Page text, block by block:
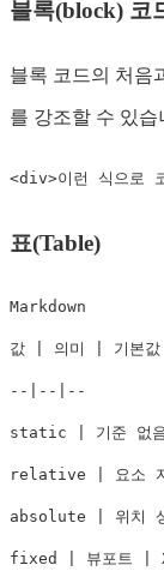
블록(block) 코
블록 코드의 처음
를 강조할 수 있습
<div>이런 식으로
표(Table)
Markdown
값 | 의미 | 기본값
--|--|--
static | 기준 없
relative | 요소
absolute | 위치
fixed | 뷰포트 |